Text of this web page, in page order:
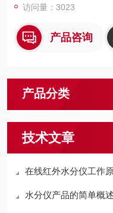
访问量：3023
产品咨询
产品分类
技术文章
在线红外水分仪工作
水分仪产品的简单概述